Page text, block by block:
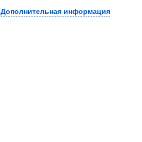
Дополнительная информация